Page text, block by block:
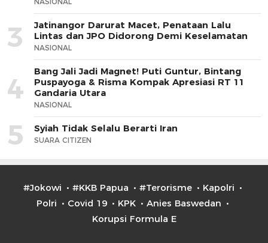
3
Jatinangor Darurat Macet, Penataan Lalu
Lintas dan JPO Didorong Demi Keselamatan
NASIONAL
4
Bang Jali Jadi Magnet! Puti Guntur, Bintang
Puspayoga & Risma Kompak Apresiasi RT 11
Gandaria Utara
NASIONAL
5 Syiah Tidak Selalu Berarti Iran
SUARA CITIZEN
#Jokowi #KKB Papua #Terorisme
Kapolri
Polri
Covid 19 KPK
Anies Baswedan
Korupsi Formula E